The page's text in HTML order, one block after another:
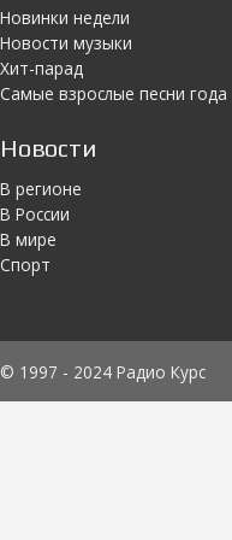
Новинки недели
Новости музыки
Хит-парад
Самые взрослые песни года
Новости
В регионе
В России
В мире
Спорт
© 1997 - 2024 Радио Курс